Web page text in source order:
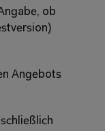
ob
Angebots